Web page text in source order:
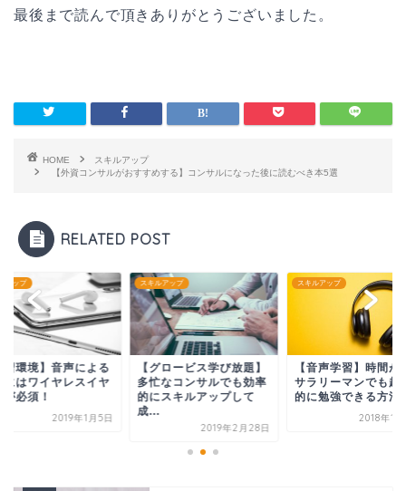
最後まで読んで頂きありがとうございました。
HOME
スキルアップ
【外資コンサルがおすすめする】コンサルになった後に読むべき本5選
RELATED POST
アップ
習環境】音声による
にはワイヤレスイヤ
が必須！
2019年1月5日
スキルアップ
【グロービス学び放題】
多忙なコンサルでも効率
的にスキルアップして
成...
2019年2月28日
スキルアップ
【音声学習】時間が
サラリーマンでも超
的に勉強できる方法
2018年12